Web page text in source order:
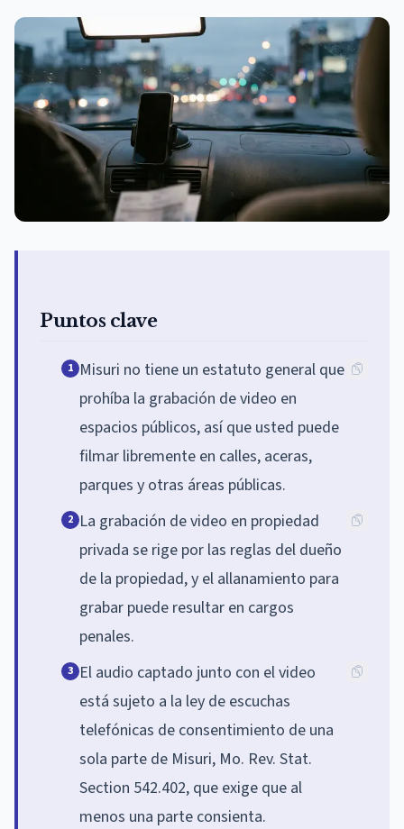
Puntos clave
1 Misuri no tiene un estatuto general que
prohíba la grabación de video en
espacios públicos, así que usted puede
filmar libremente en calles, aceras,
parques y otras áreas públicas.
2 La grabación de video en propiedad
privada se rige por las reglas del dueño
de la propiedad, y el allanamiento para
grabar puede resultar en cargos
penales.
3 El audio captado junto con el video
está sujeto a la ley de escuchas
telefónicas de consentimiento de una
sola parte de Misuri, Mo. Rev. Stat.
Section 542.402, que exige que al
menos una parte consienta.